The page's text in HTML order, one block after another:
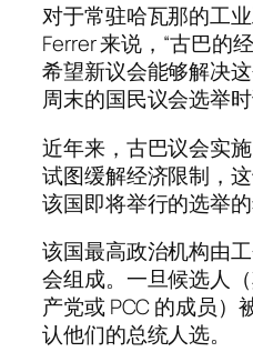
对于常驻哈瓦那的工
Ferrer 来说，“古巴的
希望新议会能够解决
周末的国民议会选举时
近年来，古巴议会实
试图缓解经济限制，
该国即将举行的选举的
该国最高政治机构由
会组成。一旦候选人
产党或 PCC 的成员）
认他们的总统人选。